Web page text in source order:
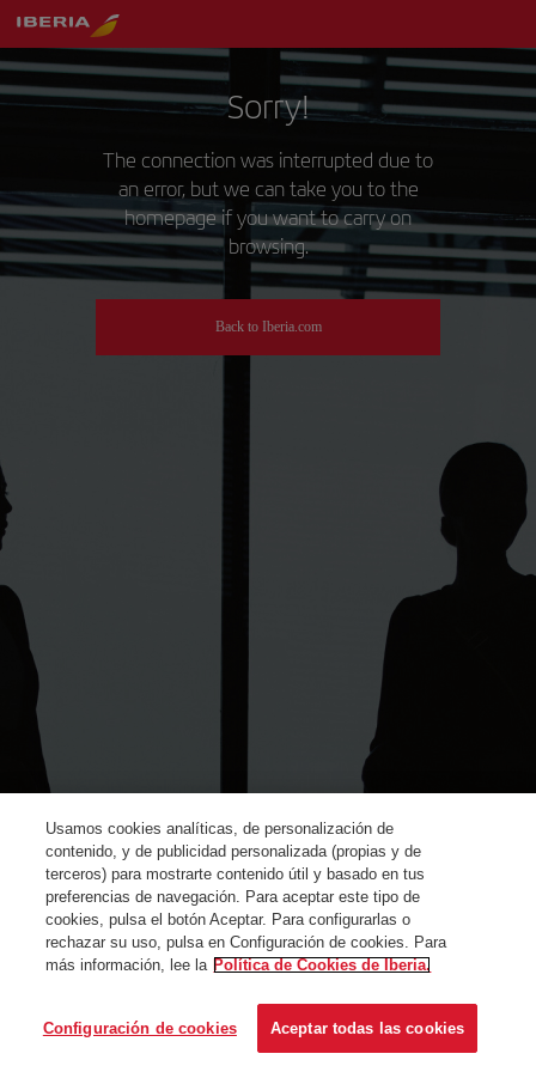
Sorry!
The connection was interrupted due to
an error, but we can take you to the
homepage if you want to carry on
browsing.
Back to Iberia.com
Usamos cookies analíticas, de personalización de
contenido, y de publicidad personalizada (propias y de
terceros) para mostrarte contenido útil y basado en tus
preferencias de navegación. Para aceptar este tipo de
cookies, pulsa el botón Aceptar. Para configurarlas o
rechazar su uso, pulsa en Configuración de cookies. Para
más información, lee la Política de Cookies de Iberia.
Configuración de cookies Aceptar todas las cookies